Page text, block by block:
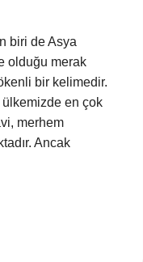
biri de Asya
olduğu merak
bir kelimedir.
ülkemizde en çok
merhem
Ancak